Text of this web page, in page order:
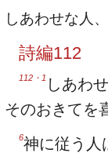
しあわせな人
詩編112
112・1 しあわ
そのおきてを
6神に従う人